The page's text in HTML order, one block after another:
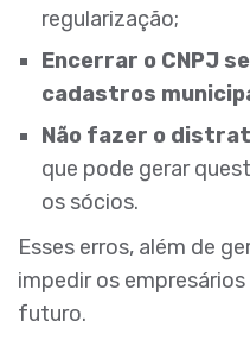
regularização;
Encerrar o CNPJ
cadastros
Não fazer o
que pode gerar
os sócios.
Esses erros, além de
impedir os
futuro.